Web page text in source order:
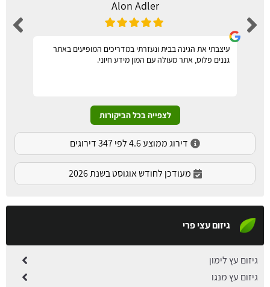
Alon Adler
עיצבתי את הגינה בבית ונעזרתי במדריכים המופיעים באתר
גננים פלוס, אתר מעולה עם המון מידע חיוני.
לצפייה בכל הביקורות
דירוג ממוצע 4.6 לפי 347 דירוגים
מעודכן לחודש אוגוסט בשנת 2026
גיזום עצי פרי
גיזום עץ לימון
גיזום עץ מנגו